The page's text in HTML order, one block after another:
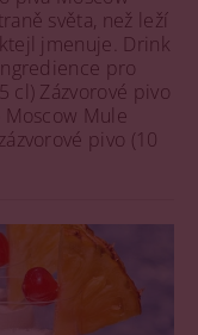
světa, než leží
jmenuje. Drink
pro
cl) Zázvorové pivo
Mule
pivo (10